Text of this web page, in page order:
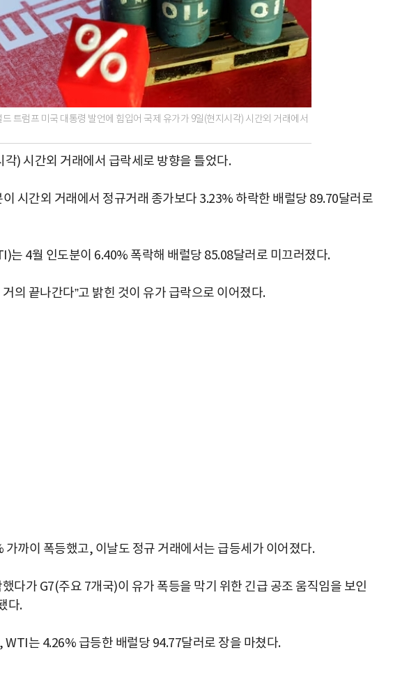
트럼프 미국 대통령 발언에 힘입어 국제 유가가 9일(현지시각) 시간외 거래에서
) 시간외 거래에서 급락세로 방향을 틀었다.
시간외 거래에서 정규거래 종가보다 3.23% 하락한 배럴당 89.70달러로
는 4월 인도분이 6.40% 폭락해 배럴당 85.08달러로 미끄러졌다.
의 끝나간다”고 밝힌 것이 유가 급락으로 이어졌다.
까이 폭등했고, 이날도 정규 거래에서는 급등세가 이어졌다.
다가 G7(주요 7개국)이 유가 폭등을 막기 위한 긴급 공조 움직임을 보인
다.
는 4.26% 급등한 배럴당 94.77달러로 장을 마쳤다.